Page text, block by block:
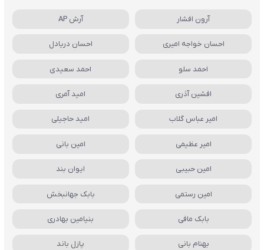
آرون افشار آرش AP
احسان خواجه امیری احسان دریادل
احمد سلو احمد سعیدی
افشین آذری امید آمری
امیر عباس گلاب امید حاجیلی
امیر عظیمی امین بانی
امین حبیبی ایوان بند
امین رستمی بابک جهانبخش
بابک مافی بنیامین بهادری
بهنام بانی پازل باند